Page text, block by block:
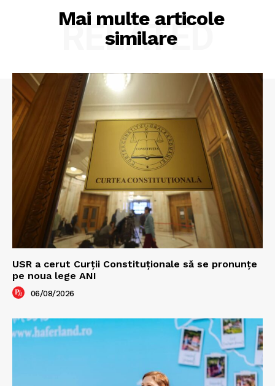
Mai multe articole
similare
RELATED
USR a cerut Curții Constituționale să se pronunțe
pe noua lege ANI
06/08/2026